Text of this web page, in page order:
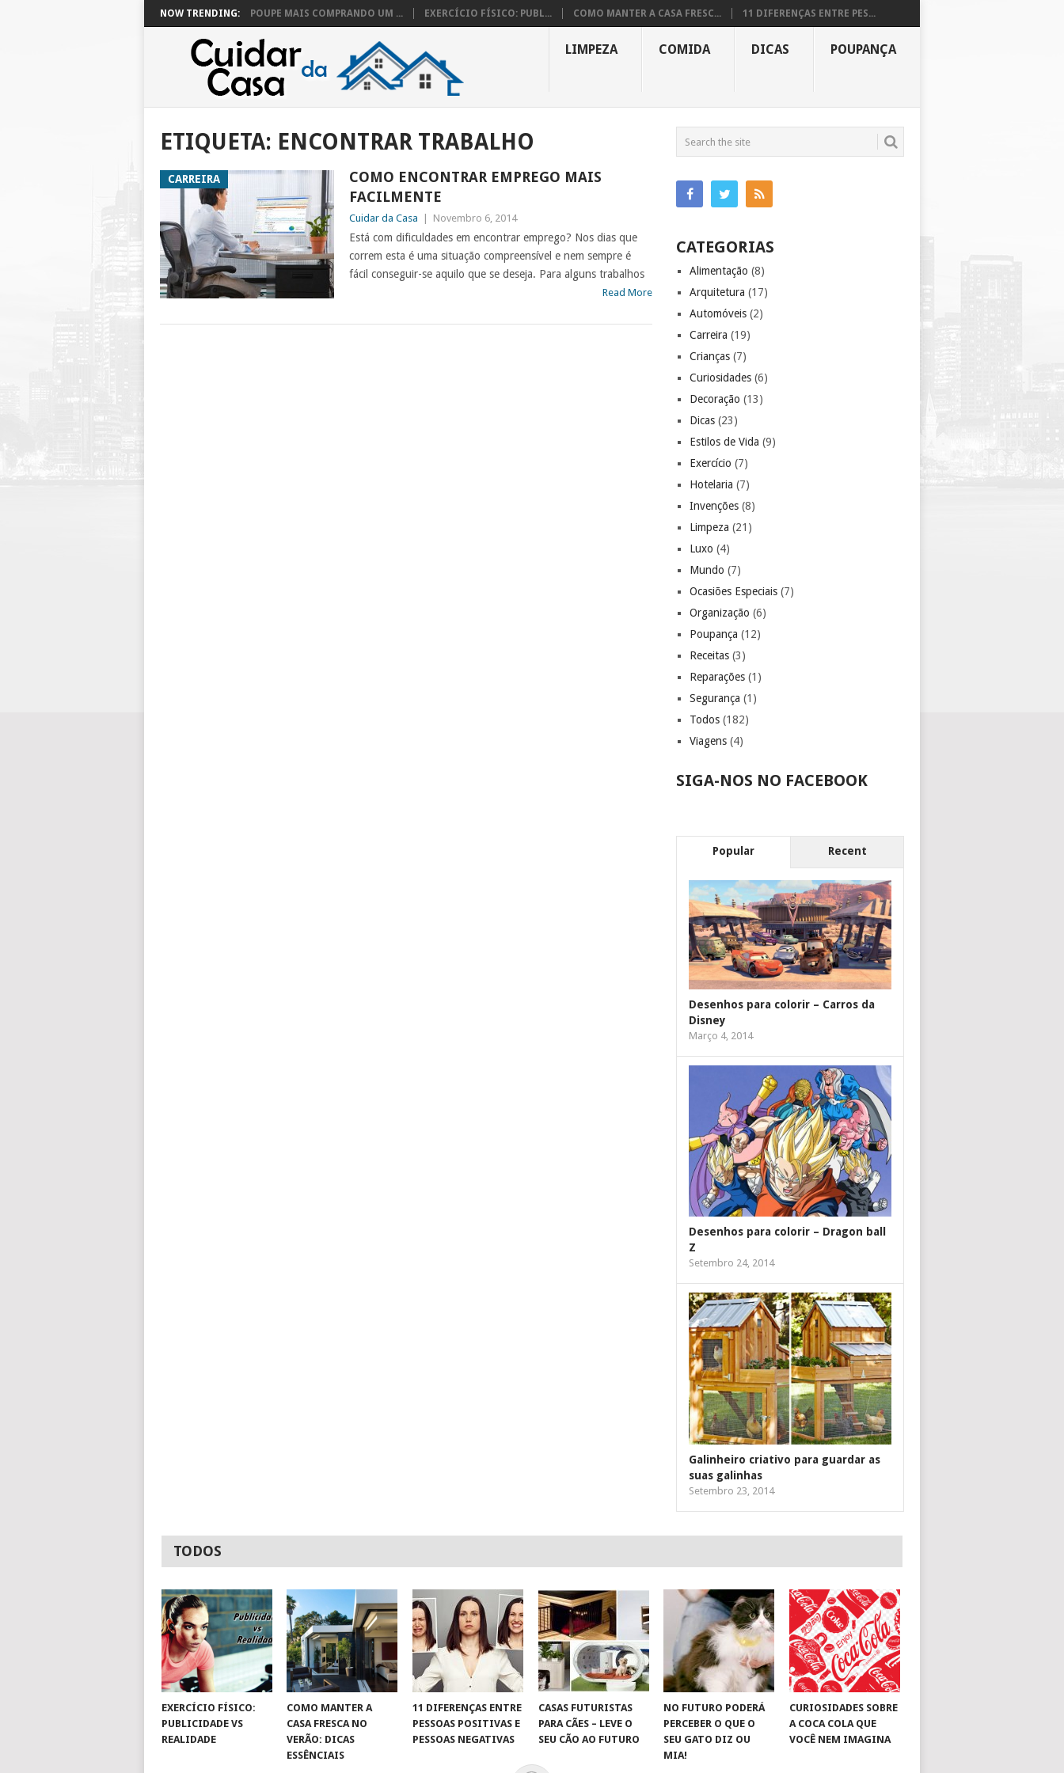
NOW TRENDING: POUPE MAIS COMPRANDO UM ... EXERCÍCIO FÍSICO: PUBL... COMO MANTER A CASA FRESC... 11 DIFERENÇAS ENTRE PES...
LIMPEZA COMIDA DICAS POUPANÇA
ETIQUETA: ENCONTRAR TRABALHO
CARREIRA
COMO ENCONTRAR EMPREGO MAIS
FACILMENTE
Cuidar da Casa Novembro 6, 2014
Está com dificuldades em encontrar emprego? Nos dias que
correm esta é uma situação compreensível e nem sempre é
fácil conseguir-se aquilo que se deseja. Para alguns trabalhos
Read More
CATEGORIAS
Alimentação (8)
Arquitetura (17)
Automóveis (2)
Carreira (19)
Crianças (7)
Curiosidades (6)
Decoração (13)
Dicas (23)
Estilos de Vida (9)
Exercício (7)
Hotelaria (7)
Invenções (8)
Limpeza (21)
Luxo (4)
Mundo (7)
Ocasiões Especiais (7)
Organização (6)
Poupança (12)
Receitas (3)
Reparações (1)
Segurança (1)
Todos (182)
Viagens (4)
SIGA-NOS NO FACEBOOK
Popular Recent
Desenhos para colorir – Carros da
Disney
Março 4, 2014
Desenhos para colorir – Dragon ball
Z
Setembro 24, 2014
Galinheiro criativo para guardar as
suas galinhas
Setembro 23, 2014
TODOS
EXERCÍCIO FÍSICO:
PUBLICIDADE VS
REALIDADE
COMO MANTER A
CASA FRESCA NO
VERÃO: DICAS
ESSÊNCIAIS
11 DIFERENÇAS ENTRE
PESSOAS POSITIVAS E
PESSOAS NEGATIVAS
CASAS FUTURISTAS
PARA CÃES – LEVE O
SEU CÃO AO FUTURO
NO FUTURO PODERÁ
PERCEBER O QUE O
SEU GATO DIZ OU
MIA!
CURIOSIDADES SOBRE
A COCA COLA QUE
VOCÊ NEM IMAGINA